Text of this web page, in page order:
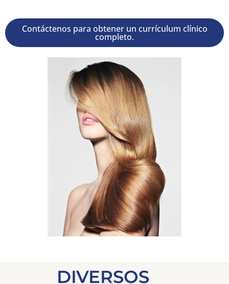
Contáctenos para obtener un currículum clínico
completo.
DIVERSOS